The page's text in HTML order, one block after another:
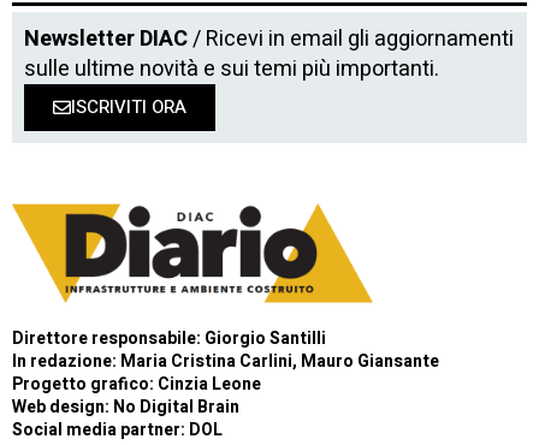
Newsletter DIAC/ Ricevi in email gli aggiornamenti
sulle ultime novità e sui temi più importanti.
ISCRIVITI ORA
Direttore responsabile: Giorgio Santilli
In redazione: Maria Cristina Carlini, Mauro Giansante
Progetto grafico: Cinzia Leone
Web design: No Digital Brain
Social media partner: DOL